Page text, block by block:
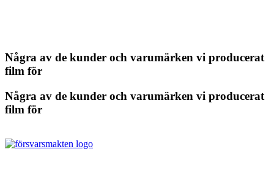
Några av de kunder och varumärken vi producerat
film för
Några av de kunder och varumärken vi producerat
film för